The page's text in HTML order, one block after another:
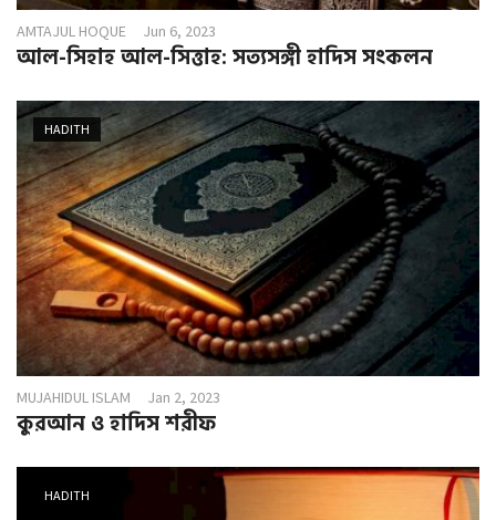
AMTAJUL HOQUE Jun 6, 2023
আল-সিহাহ আল-সিত্তাহ: সত্যসঙ্গী হাদিস সংকলন
HADITH
MUJAHIDUL ISLAM Jan 2, 2023
কুরআন ও হাদিস শরীফ
HADITH